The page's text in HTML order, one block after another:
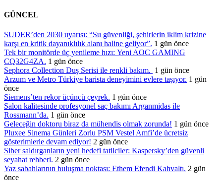
GÜNCEL
SUDER’den 2030 uyarısı: “Su güvenliği, şehirlerin iklim krizine
karşı en kritik dayanıklılık alanı haline geliyor”. 1 gün önce
Tek bir monitörde üç yenileme hızı: Yeni AOC GAMING
CQ32G4ZA. 1 gün önce
Sephora Collection Duş Serisi ile renkli bakım. 1 gün önce
Arzum ve Metro Türkiye barista deneyimini evlere taşıyor. 1 gün
önce
Siemens’ten rekor üçüncü çeyrek. 1 gün önce
Salon kalitesinde profesyonel saç bakımı Arganmidas ile
Rossmann’da. 1 gün önce
Geleceğin doktoru biraz da mühendis olmak zorunda! 1 gün önce
Pluxee Sinema Günleri Zorlu PSM Vestel Amfi’de ücretsiz
gösterimlerle devam ediyor! 2 gün önce
Siber saldırganların yeni hedefi tatilciler: Kaspersky’den güvenli
seyahat rehberi. 2 gün önce
Yaz sabahlarının buluşma noktası: Ethem Efendi Kahvaltı. 2 gün
önce